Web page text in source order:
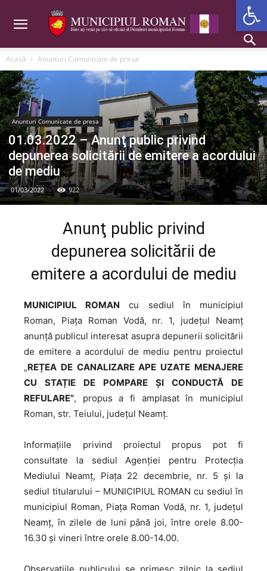
Acasă Anunturi Comunicate de presa
Anunturi Comunicate de presa
01.03.2022 – Anunţ public privind
depunerea solicitării de emitere a acordului
de mediu
01/03/2022 922
Anunţ public privind
depunerea solicitării de
emitere a acordului de mediu
MUNICIPIUL ROMAN cu sediul în municipiul
Roman, Piața Roman Vodă, nr. 1, județul Neamț
anunţă publicul interesat asupra depunerii solicitării
de emitere a acordului de mediu pentru proiectul
„REȚEA DE CANALIZARE APE UZATE MENAJERE
CU STAȚIE DE POMPARE ȘI CONDUCTĂ DE
REFULARE”, propus a fi amplasat în municipiul
Roman, str. Teiului, județul Neamţ.
Informaţiile privind proiectul propus pot fi
consultate la sediul Agenției pentru Protecţia
Mediului Neamț, Piața 22 decembrie, nr. 5 şi la
sediul titularului – MUNICIPIUL ROMAN cu sediul în
municipiul Roman, Piața Roman Vodă, nr. 1, județul
Neamț, în zilele de luni până joi, între orele 8.00-
16.30 și vineri între orele 8.00-14.00.
Observaţiile publicului se primesc zilnic la sediul